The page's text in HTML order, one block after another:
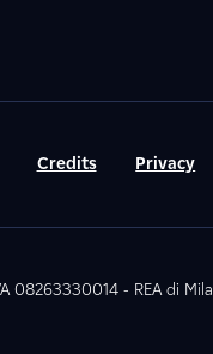
Credits Privacy
08263330014 - REA di